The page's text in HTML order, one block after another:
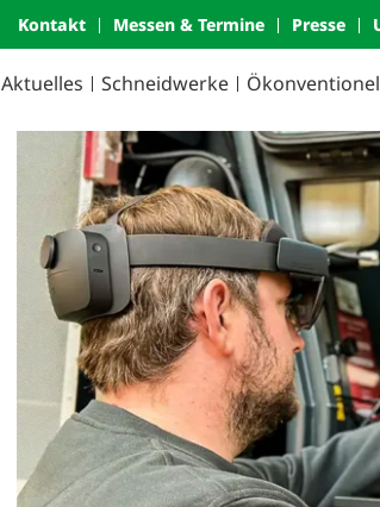
Kontakt Messen & Termine Presse
Aktuelles Schneidwerke